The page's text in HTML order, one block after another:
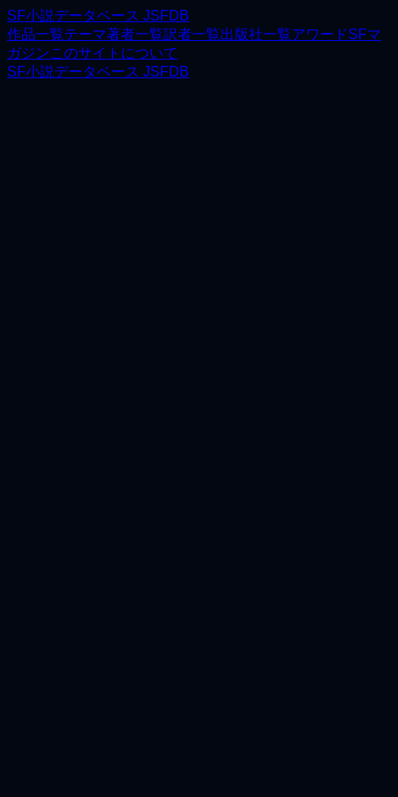
SF小説データベース JSFDB
作品一覧テーマ著者一覧訳者一覧出版社一覧アワードSFマ
ガジンこのサイトについて
SF小説データベース JSFDB